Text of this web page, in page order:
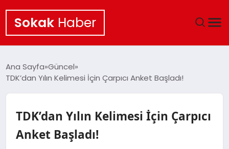
Sokak Haber
POLITIKA
GÜNCEL
Ana Sayfa Güncel
TDK’dan Yılın Kelimesi İçin Çarpıcı Anket Başladı!
TDK’dan Yılın Kelimesi İçin Çarpıcı
Anket Başladı!